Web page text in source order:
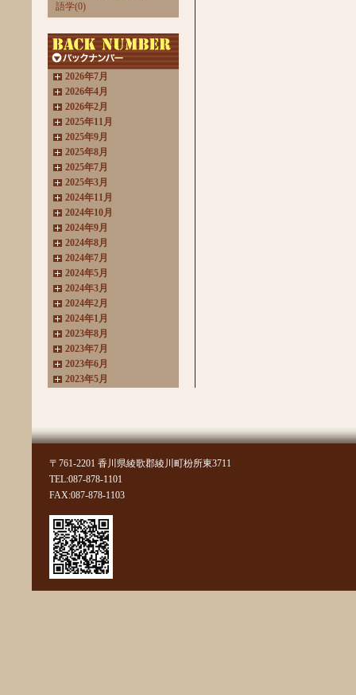
語学(0)
2026年7月
2026年4月
2026年2月
2025年11月
2025年9月
2025年8月
2025年7月
2025年3月
2024年11月
2024年10月
2024年9月
2024年8月
2024年7月
2024年5月
2024年3月
2024年2月
2024年1月
2023年8月
2023年7月
2023年6月
2023年5月
2022年10月
2022年7月
2022年6月
2022年4月
2022年3月
2022年2月
2022年1月
2021年11月
2021年10月
2021年9月
〒761-2201 香川県綾歌郡綾川町枌所東3711
TEL:087-878-1101
FAX:087-878-1103